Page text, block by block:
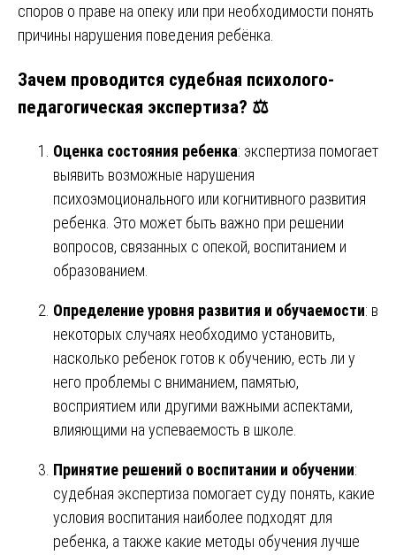
споров о праве на опеку или при необходимости понять
причины нарушения поведения ребёнка.
Зачем проводится судебная психолого-
педагогическая экспертиза? ⚖️
Оценка состояния ребенка: экспертиза помогает
выявить возможные нарушения
психоэмоционального или когнитивного развития
ребенка. Это может быть важно при решении
вопросов, связанных с опекой, воспитанием и
образованием.
Определение уровня развития и обучаемости: в
некоторых случаях необходимо установить,
насколько ребенок готов к обучению, есть ли у
него проблемы с вниманием, памятью,
восприятием или другими важными аспектами,
влияющими на успеваемость в школе.
Принятие решений о воспитании и обучении:
судебная экспертиза помогает суду понять, какие
условия воспитания наиболее подходят для
ребенка, а также какие методы обучения лучше